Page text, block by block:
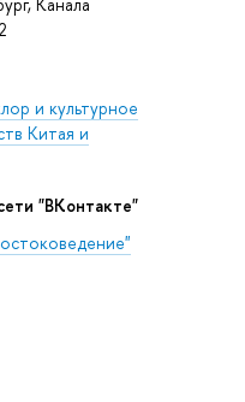
и культурное
Китая и
"ВКонтакте"